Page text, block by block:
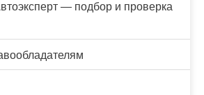
— подбор и проверка